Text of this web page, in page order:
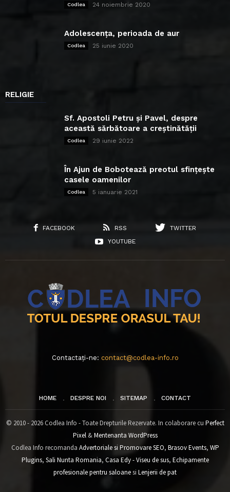
Codlea 24 noiembrie 2020
Adolescența, perioada de aur
Codlea 25 iunie 2020
RELIGIE
Sf. Apostoli Petru și Pavel, despre
această sărbătoare a creștinătății
Codlea 29 iunie 2022
În Ajun de Bobotează preotul sfințește
casele oamenilor
Codlea 5 ianuarie 2021
FACEBOOK RSS
TWITTER
YOUTUBE
Contactați-ne: contact@codlea-info.ro
HOME DESPRE NOI SITEMAP CONTACT
© 2010 - 2026 Codlea Info - Toate Drepturile Rezervate. In colaborare cu Perfect
Pixel&Mentenanta WordPress
Codlea Info recomanda Advertoriale si Promovare SEO, Brasov Events, WP
Plugins, Sali Nunta Romania, Casa Edy - Viseu de sus, Echipamente
profesionale pentru saloanesi Lenjerii de pat